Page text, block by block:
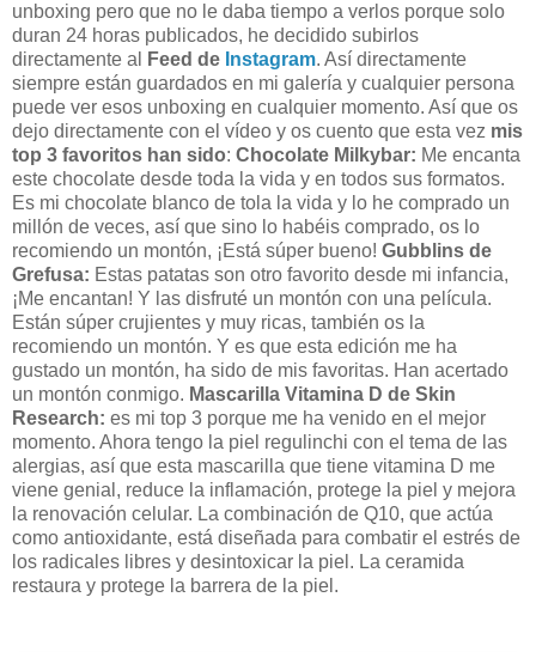
unboxing pero que no le daba tiempo a verlos porque solo
duran 24 horas publicados, he decidido subirlos
directamente al
Feed de Instagram. Así directamente
siempre están guardados en mi galería y cualquier persona
puede ver esos unboxing en cualquier momento. Así que os
dejo directamente con el vídeo y os cuento que esta vez mis
top 3 favoritos han sido: Chocolate Milkybar: Me encanta
este chocolate desde toda la vida y en todos sus formatos.
Es mi chocolate blanco de tola la vida y lo he comprado un
millón de veces, así que sino lo habéis comprado, os lo
recomiendo un montón, ¡Está súper bueno! Gubblins de
Grefusa: Estas patatas son otro favorito desde mi infancia,
¡Me encantan! Y las disfruté un montón con una película.
Están súper crujientes y muy ricas, también os la
recomiendo un montón. Y es que esta edición me ha
gustado un montón, ha sido de mis favoritas. Han acertado
un montón conmigo. Mascarilla Vitamina D de Skin
Research: es mi top 3 porque me ha venido en el mejor
momento. Ahora tengo la piel regulinchi con el tema de las
alergias, así que esta mascarilla que tiene vitamina D me
viene genial, reduce la inflamación, protege la piel y mejora
la renovación celular. La combinación de Q10, que actúa
como antioxidante, está diseñada para combatir el estrés de
los radicales libres y desintoxicar la piel. La ceramida
restaura y protege la barrera de la piel.